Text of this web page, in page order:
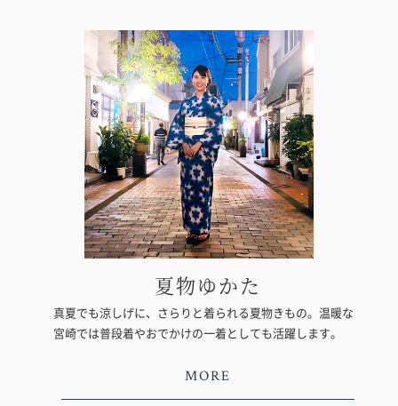
夏物ゆかた
真夏でも涼しげに、さらりと着られる夏物きもの。温暖な
宮崎では普段着やおでかけの一着としても活躍します。
MORE